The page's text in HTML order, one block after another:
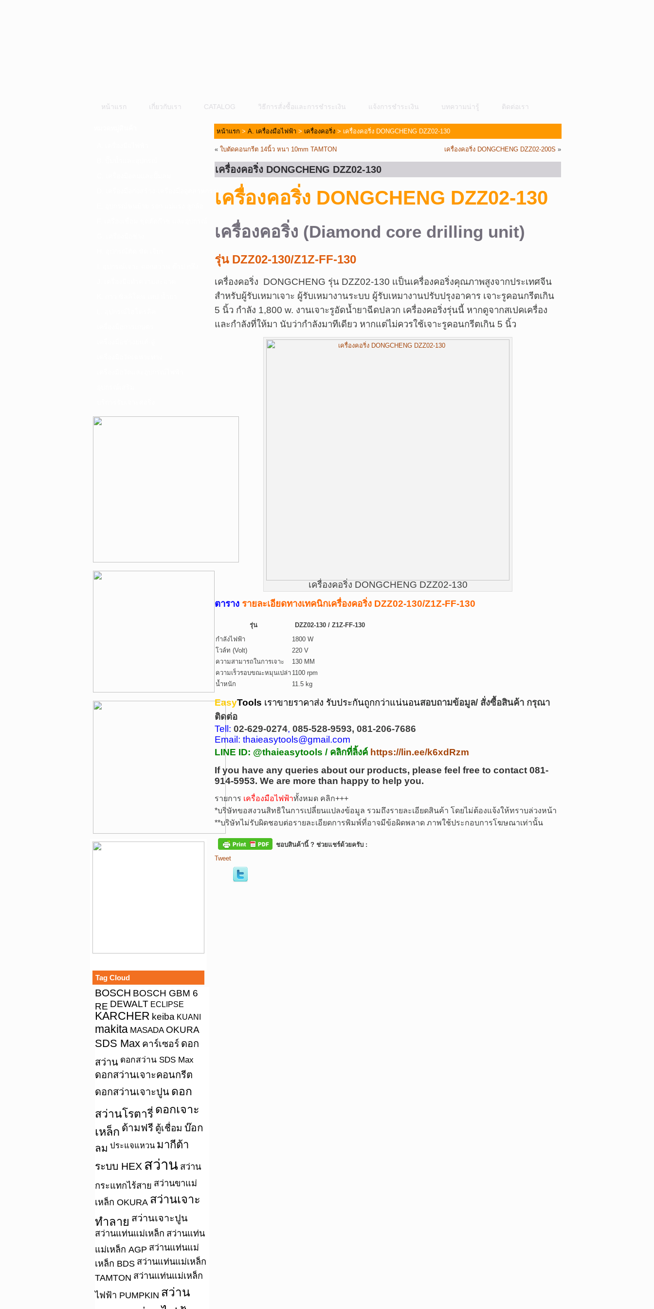
หน้าแรก เกี่ยวกับเรา CATALOG วิธีการสั่งซื้อและการชำระเงิน แจ้งการชำระเงิน บทความน่ารู้ ติดต่อเรา
D. เครื่องมือก่อสร้าง-เครื่องมืออุตสาหกรรม
Tag Cloud
BOSCH BOSCH GBM 6
RE DEWALT ECLIPSE
KARCHER keiba KUANI
makita MASADA OKURA
SDS Max คาร์เซอร์ ดอก
สว่าน ดอกสว่าน SDS Max
ดอกสว่านเจาะคอนกรีต
ดอกสว่านเจาะปูน ดอก
สว่านโรตารี่ ดอกเจาะ
เหล็ก ด้ามฟรี ตู้เชื่อม บ๊อก
ลม ประแจแหวน มากีต้า
ระบบ HEX สว่าน สว่าน
กระแทกไร้สาย สว่านขาแม่
เหล็ก OKURA สว่านเจาะ
ทำลาย สว่านเจาะปูน
สว่านแท่นแม่เหล็ก สว่านแท่น
แม่เหล็ก AGP สว่านแท่นแม่
เหล็ก BDS สว่านแท่นแม่เหล็ก
TAMTON สว่านแท่นแม่เหล็ก
ไฟฟ้า PUMPKIN สว่าน
หน้าแรก > A. เครื่องมือไฟฟ้า > เครื่องคอริ่ง > เครื่องคอริ่ง DONGCHENG DZZ02-130
« ใบตัดคอนกรีต 14นิ้ว หนา 10mm TAMTON เครื่องคอริ่ง DONGCHENG DZZ02-200S »
เครื่องคอริ่ง DONGCHENG DZZ02-130
เครื่องคอริ่ง DONGCHENG DZZ02-130
เครื่องคอริ่ง (Diamond core drilling unit)
รุ่น DZZ02-130/Z1Z-FF-130
เครื่องคอริ่ง DONGCHENG รุ่น DZZ02-130 เเป็นเครื่องคอริ่งคุณภาพสูงจากประเทศจีน
สำหรับผู้รับเหมาเจาะ ผู้รับเหมางานระบบ ผู้รับเหมางานปรับปรุงอาคาร เจาะรูคอนกรีตเกิน
5 นิ้ว กำลัง 1,800 w. งานเจาะรูอัดน้ำยาฉีดปลวก เครื่องคอริ่งรุ่นนี้ หากดูจากสเปคเครื่อง
และกำลังที่ให้มา นับว่ากำลังมาทีเดียว หากแต่ไม่ควรใช้เจาะรูคอนกรีตเกิน 5 นิ้ว
เครื่องคอริ่ง DONGCHENG DZZ02-130
ตาราง รายละเอียดทางเทคนิกเครื่องคอริ่ง DZZ02-130/Z1Z-FF-130
รุ่น
DZZ02-130 / Z1Z-FF-130
กำลังไฟฟ้า
1800 W
โวล์ท (Volt)
220 V
ความสามารถในการเจาะ
130 MM
ความเร็วรอบขณะหมุนเปล่า 1100 rpm
น้ำหนัก
11.5 kg
EasyTools เราขายราคาส่ง รับประกันถูกกว่าแน่นอนสอบถามข้อมูล/ สั่งซื้อสินค้า กรุณา
ติดต่อ
Tell: 02-629-0274, 085-528-9593, 081-206-7686
Email: thaieasytools@gmail.com
LINE ID: @thaieasytools / คลิกที่ลิ้งค์ https://lin.ee/k6xdRzm
If you have any queries about our products, please feel free to contact 081-
914-5953. We are more than happy to help you.
รายการ เครื่องมือไฟฟ้าทั้งหมด คลิก+++
*บริษัทขอสงวนสิทธิในการเปลี่ยนแปลงข้อมูล รวมถึงรายละเอียดสินค้า โดยไม่ต้องแจ้งให้ทราบล่วงหน้า
**บริษัทไม่รับผิดชอบต่อรายละเอียดการพิมพ์ที่อาจมีข้อผิดพลาด ภาพใช้ประกอบการโฆษณาเท่านั้น
ชอบสินค้านี้ ? ช่วยแชร์ด้วยครับ :
Tweet